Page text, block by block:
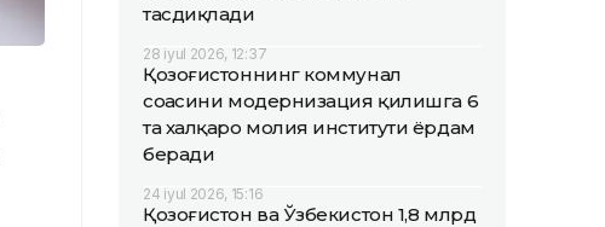
тасдиқлади
28 iyul 2026, 12:37
Қозоғистоннинг коммунал
соҳасини модернизация қилишга 6
та халқаро молия институти ёрдам
беради
24 iyul 2026, 15:16
Қозоғистон ва Ўзбекистон 1,8 млрд